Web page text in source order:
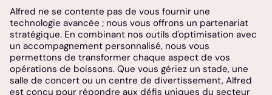
Alfred ne se contente pas de vous fournir une
technologie avancée ; nous vous offrons un partenariat
stratégique. En combinant nos outils d'optimisation avec
un accompagnement personnalisé, nous vous
permettons de transformer chaque aspect de vos
opérations de boissons. Que vous gériez un stade, une
salle de concert ou un centre de divertissement, Alfred
est conçu pour répondre aux défis uniques du secteur